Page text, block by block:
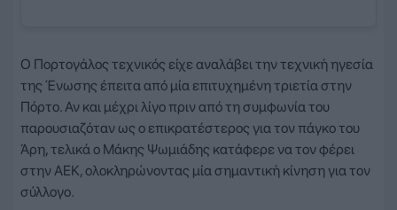
Ο Πορτογάλος τεχνικός είχε αναλάβει την τεχνική ηγεσία
της Ένωσης έπειτα από μία επιτυχημένη τριετία στην
Πόρτο. Αν και μέχρι λίγο πριν από τη συμφωνία του
παρουσιαζόταν ως ο επικρατέστερος για τον πάγκο του
Άρη, τελικά ο Μάκης Ψωμιάδης κατάφερε να τον φέρει
στην ΑΕΚ, ολοκληρώνοντας μία σημαντική κίνηση για τον
σύλλογο.